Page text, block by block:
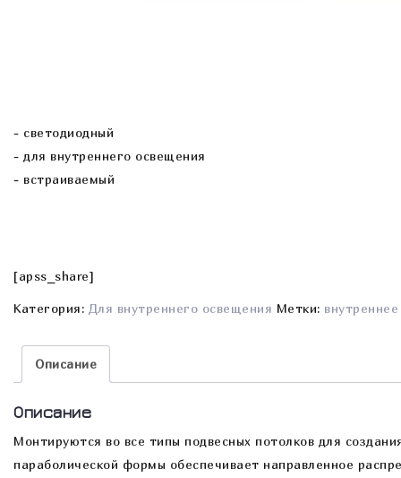
- cветодиодный
- для внутреннего освещения
- встраиваемый
[apss_share]
Категория: Для внутреннего освещения Метки:
Описание
Описание
Монтируются во все типы подвесных потолков для
параболической формы обеспечивает направленное